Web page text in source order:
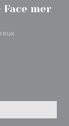
mer
((在新窗口中打开